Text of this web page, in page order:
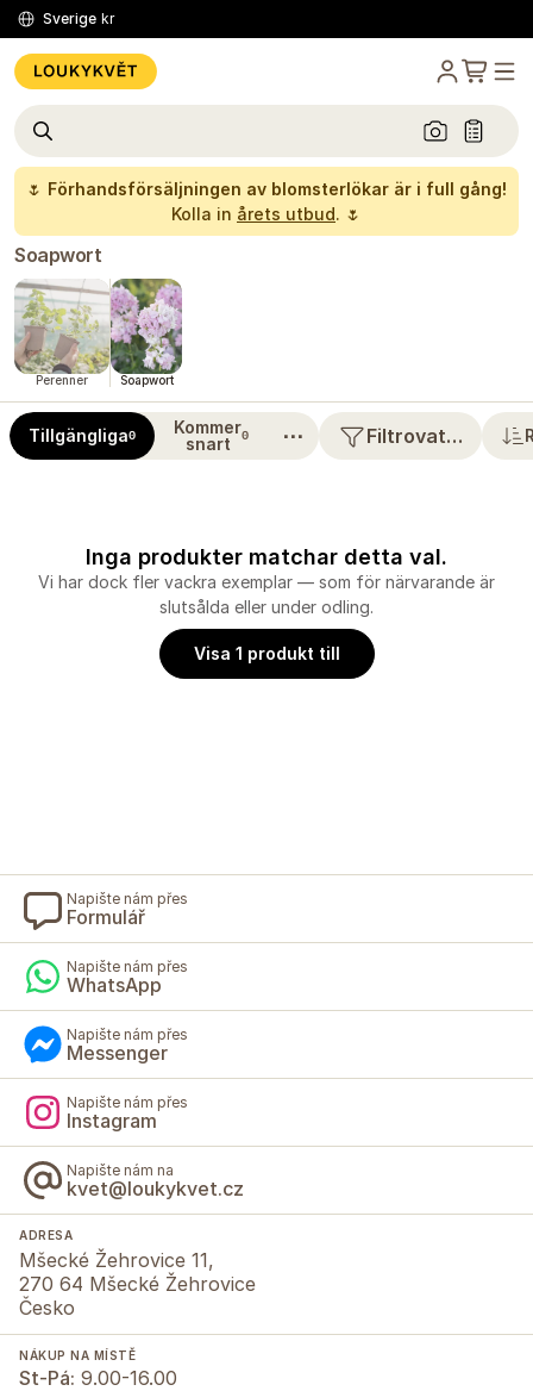
Sverige kr
🌷 Förhandsförsäljningen av blomsterlökar är i full gång!
Kolla in årets utbud. 🌷
Soapwort
Perenner Soapwort
Tillgängliga0
Kommer
snart
0 ⋯ Filtrovat…
Inga produkter matchar detta val.
Vi har dock fler vackra exemplar — som för närvarande är
slutsålda eller under odling.
Visa 1 produkt till
Napište nám přes
Formulář
Napište nám přes
WhatsApp
Napište nám přes
Messenger
Napište nám přes
Instagram
Napište nám na
kvet@loukykvet.cz
ADRESA
Mšecké Žehrovice 11,
270 64 Mšecké Žehrovice
Česko
NÁKUP NA MÍSTĚ
St-Pá: 9.00-16.00